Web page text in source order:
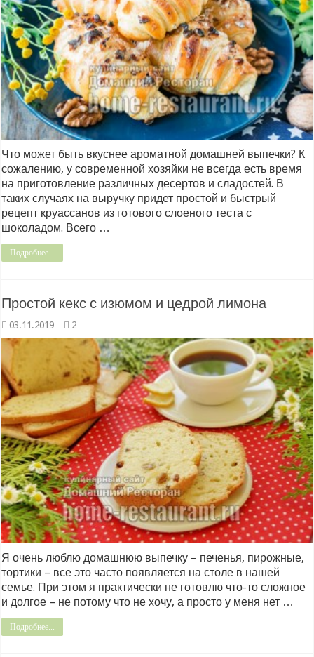
Что может быть вкуснее ароматной домашней выпечки? К
сожалению, у современной хозяйки не всегда есть время
на приготовление различных десертов и сладостей. В
таких случаях на выручку придет простой и быстрый
рецепт круассанов из готового слоеного теста с
шоколадом. Всего …
Подробнее...
Простой кекс с изюмом и цедрой лимона
03.11.2019 2
Я очень люблю домашнюю выпечку – печенья, пирожные,
тортики – все это часто появляется на столе в нашей
семье. При этом я практически не готовлю что-то сложное
и долгое – не потому что не хочу, а просто у меня нет …
Подробнее...